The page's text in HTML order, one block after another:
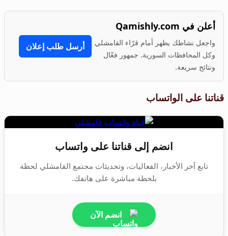
أعلن في Qamishly.com
واجعل نشاطك يظهر أمام قرّاء القامشلي
وكل المحافظات السورية. جمهور فعّال
ونتائج سريعة.
أرسل طلب إعلان
قناتنا على الواتساب
انضم إلى قناتنا على واتساب
تابع آخر الأخبار، الفعاليات، وتحديثات مجتمع القامشلي لحظة
بلحظة مباشرة على هاتفك.
انضم الآن